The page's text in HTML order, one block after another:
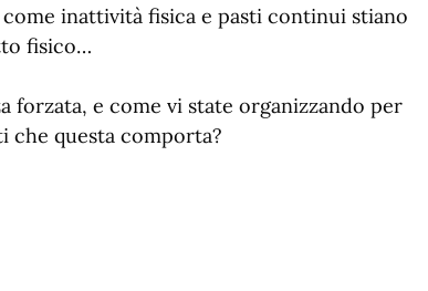
inattività fisica e pasti continui stiano
fisico…
forzata, e come vi state organizzando per
questa comporta?